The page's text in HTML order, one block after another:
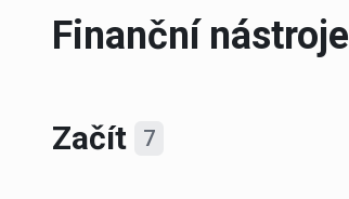
Finanční nástroje
Začít 7